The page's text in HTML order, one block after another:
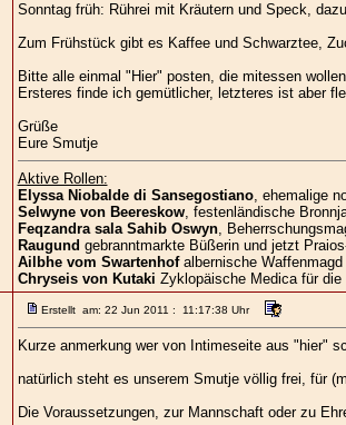
Sonntag früh: Rührei mit Kräutern und Speck,
Zum Frühstück gibt es Kaffee und Schwarztee,
Bitte alle einmal "Hier" posten, die mitessen
Ersteres finde ich gemütlicher, letzteres ist aber
Grüße
Eure Smutje
Aktive Rollen:
Elyssa Niobalde di Sansegostiano, ehemalige
Selwyne von Beereskow, festenländische
Feqzandra sala Sahib Oswyn,
Raugund gebranntmarkte Büßerin und jetzt
Ailbhe vom Swartenhofalbernische Waffenmagd
Chryseis von Kutaki Zyklopäische Medica für
Erstellt am: 22 Jun 2011 : 11:17:38 Uhr
Kurze anmerkung wer von Intimeseite aus "hier"
natürlich steht es unserem Smutje völlig frei, für
Die Voraussetzungen, zur Mannschaft oder zu